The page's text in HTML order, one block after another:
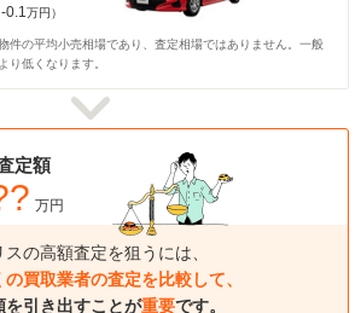
-0.1万円）
件の平均小売相場であり、査定相場ではありません。一般
り低くなります。
定額
万円
スの高額査定を狙うには、
の買取業者の査定を比較して、
を引き出すことが重要です。